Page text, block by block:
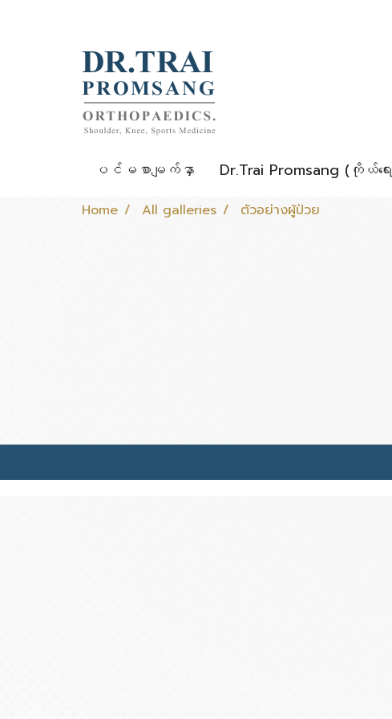
ပင်မစာမျက်နှာ Dr.Trai Promsang (ကိုယ်ရ
Home All galleries ตัวอย่างผู้ป่วย